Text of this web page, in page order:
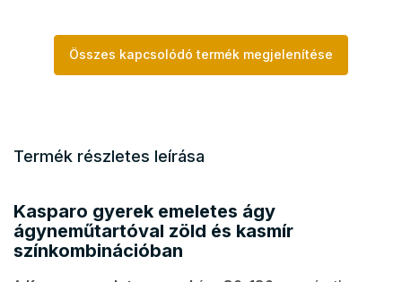
Összes kapcsolódó termék megjelenítése
Termék részletes leírása
Kasparo gyerek emeletes ágy
ágyneműtartóval zöld és kasmír
színkombinációban